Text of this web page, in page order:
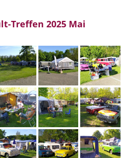
Treffen 2025 Mai